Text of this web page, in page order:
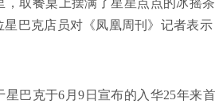
，取餐桌上摆满了星星点点的冰摇
星巴克店员对《凤凰周刊》记者表
星巴克于6月9日宣布的入华25年来